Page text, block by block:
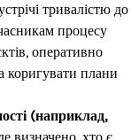
тривалістю до
процесу
оперативно
коригувати плани
(наприклад,